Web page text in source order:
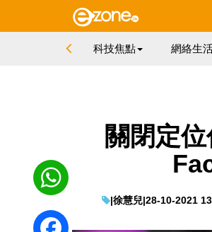
科技焦點 網絡生
關閉定
|徐慧兒|28-10-2021
WhatsApp